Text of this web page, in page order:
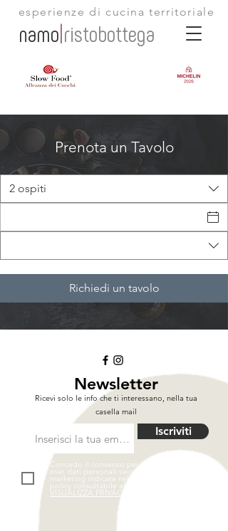
esperienze di cucina territoriale
namo|ristobottega
Prenota un Tavolo
2 ospiti
Richiedi un tavolo
Newsletter
Ricevi solo le info che ti interessano, nella tua
casella mail
Iscriviti
Concedo il consenso per il trattamento dei
miei dati personali secondo le finalità di
marketing indicate nella privacy & cookies
policy consultabile al link seguente.
VISUALIZZA PRIVACY POLICY